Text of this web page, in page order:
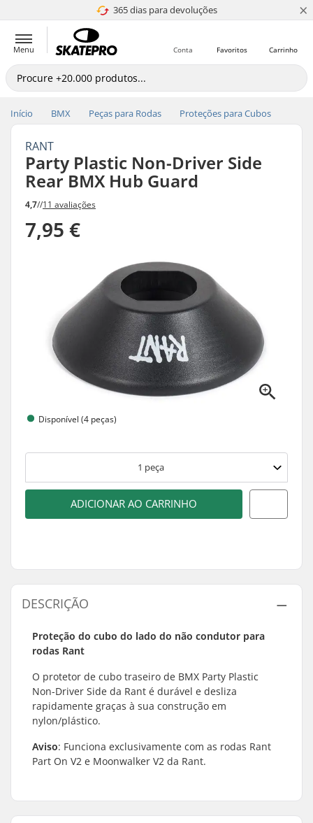
365 dias para devoluções
4.8 de 5 ×
Menu Carrinho
Favoritos
Conta
Início BMX Peças para Rodas Proteções para Cubos
RANT
Party Plastic Non-Driver Side
Rear BMX Hub Guard
4,7//11 avaliações
7,95 €
Disponível (4 peças)
1 peça
ADICIONAR AO CARRINHO
DESCRIÇÃO
Proteção do cubo do lado do não condutor para
rodas Rant
O protetor de cubo traseiro de BMX Party Plastic
Non-Driver Side da Rant é durável e desliza
rapidamente graças à sua construção em
nylon/plástico.
Aviso: Funciona exclusivamente com as rodas Rant
Part On V2 e Moonwalker V2 da Rant.